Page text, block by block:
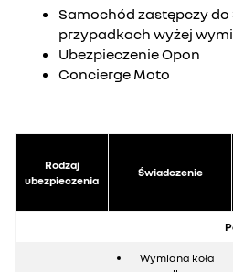
Samochód zastępczy do
przypadkach wyżej
Ubezpieczenie Opon
Concierge Moto
Rodzaj
ubezpieczenia
Świadczenie
Wymiana koła